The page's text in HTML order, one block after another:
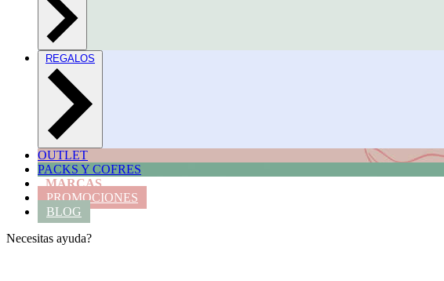
REGALOS
OUTLET
PACKS Y COFRES
MARCAS
PROMOCIONES
BLOG
Necesitas ayuda?